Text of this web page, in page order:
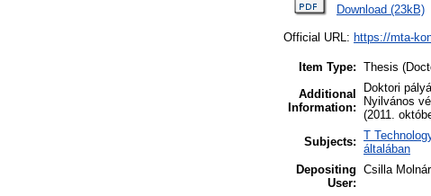
Download (23kB)
Official URL: https://mta-
Item Type: Thesis
Additional
Information:
Doktori
Nyilvános
(2011.
Subjects: T
általában
Depositing
User:
Csilla Molnár